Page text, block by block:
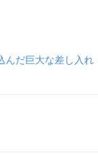
んだ巨大な差し入れ